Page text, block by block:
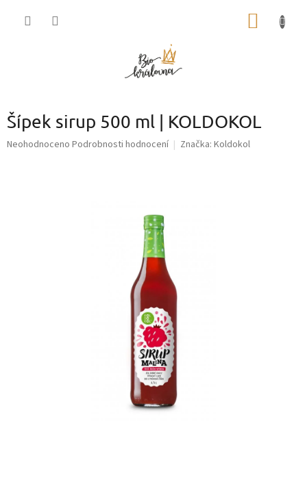
Šípek sirup 500 ml | KOLDOKOL
Průměrné
Neohodnoceno Podrobnosti hodnocení Značka: Koldokol